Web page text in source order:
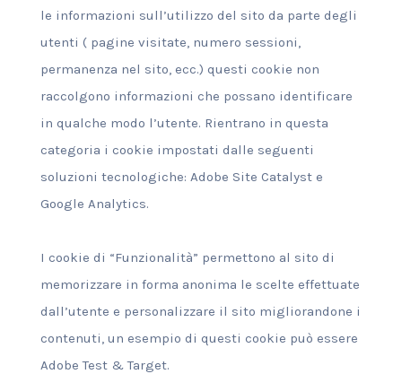
le informazioni sull’utilizzo del sito da parte degli
utenti ( pagine visitate, numero sessioni,
permanenza nel sito, ecc.) questi cookie non
raccolgono informazioni che possano identificare
in qualche modo l’utente. Rientrano in questa
categoria i cookie impostati dalle seguenti
soluzioni tecnologiche: Adobe Site Catalyst e
Google Analytics.
I cookie di “Funzionalità” permettono al sito di
memorizzare in forma anonima le scelte effettuate
dall’utente e personalizzare il sito migliorandone i
contenuti, un esempio di questi cookie può essere
Adobe Test & Target.